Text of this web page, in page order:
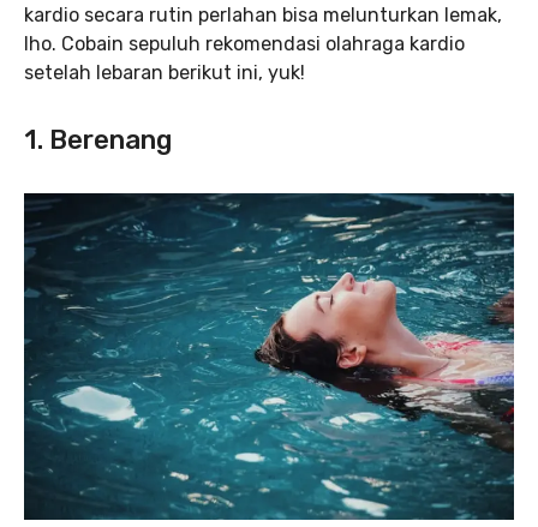
kardio secara rutin perlahan bisa melunturkan lemak,
lho. Cobain sepuluh rekomendasi olahraga kardio
setelah lebaran berikut ini, yuk!
1. Berenang